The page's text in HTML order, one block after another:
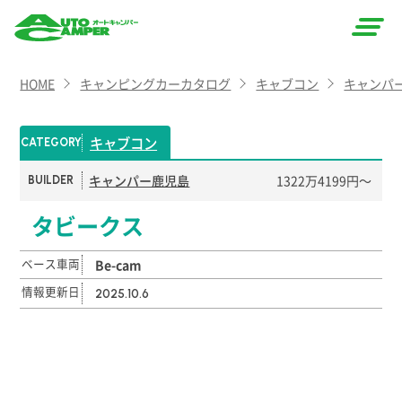
CAMPER
（オート
キャン
パー）
HOME キャンピングカーカタログ キャブコン キャンパ
CATEGORY キャブコン
BUILDER キャンパー鹿児島 1322万4199円〜
タビークス
ベース車両 Be-cam
情報更新日 2025.10.6